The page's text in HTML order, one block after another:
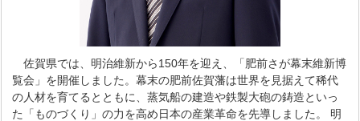
佐賀県では、明治維新から150年を迎え、「肥前さが幕末維新博
覧会」を開催しました。幕末の肥前佐賀藩は世界を見据えて稀代
の人材を育てるとともに、蒸気船の建造や鉄製大砲の鋳造といっ
た「ものづくり」の力を高め日本の産業革命を先導しました。 明